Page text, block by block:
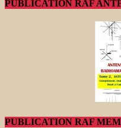
PUBLICATION RAF
PUBLICATION RAF